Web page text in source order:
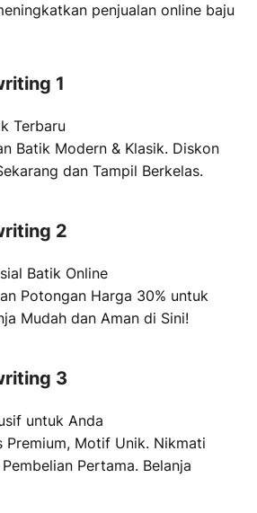
penjualan online baju
1
Terbaru
Batik Modern & Klasik. Diskon
dan Tampil Berkelas.
2
Batik Online
Potongan Harga 30% untuk
Mudah dan Aman di Sini!
3
untuk Anda
Premium, Motif Unik. Nikmati
Pertama. Belanja